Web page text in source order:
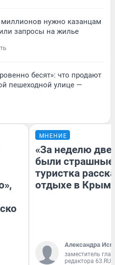
нужно казанцам
запросы на жилье
бесят»: что продают
пешеходной улице —
МНЕНИЕ
«За неделю две
были
туристка
отдыхе в
Александра
заместитель
редактора 63.RU